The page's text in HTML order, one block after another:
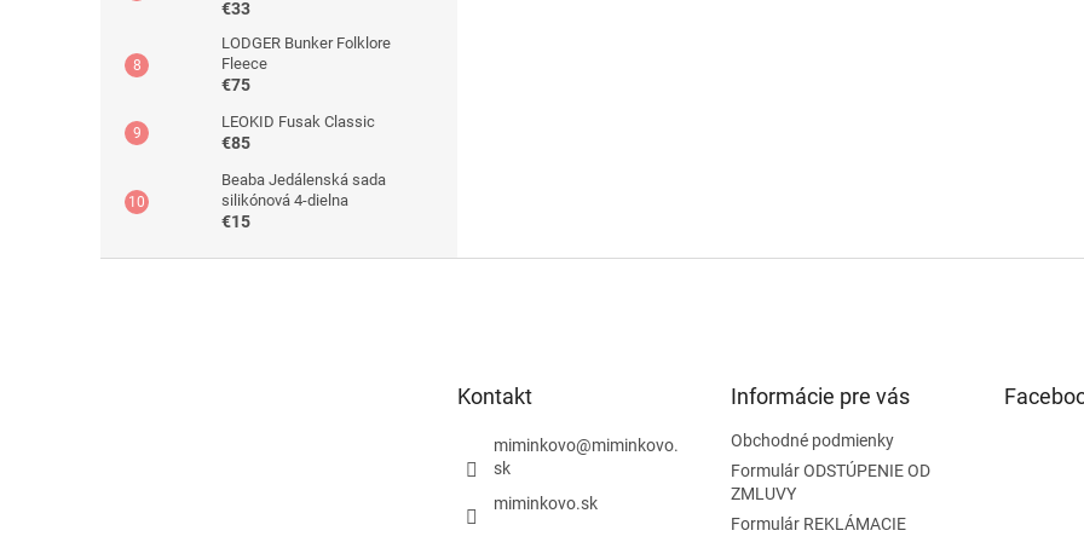
€33
LODGER Bunker Folklore
Fleece
€75
LEOKID Fusak Classic
€85
Beaba Jedálenská sada
silikónová 4-dielna
€15
Kontakt
miminkovo@miminkovo.
sk
miminkovo.sk
Informácie pre vás
Obchodné podmienky
Formulár ODSTÚPENIE OD
ZMLUVY
Formulár REKLÁMACIE